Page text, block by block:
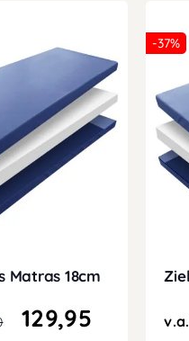
Matras 18cm
129,95
-37%